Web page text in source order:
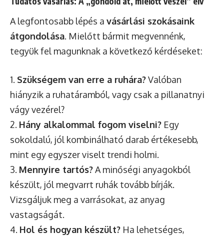
A legfontosabb lépés a vásárlási szokásaink
átgondolása. Mielőtt bármit megvennénk,
tegyük fel magunknak a következő kérdéseket:
1. Szükségem van erre a ruhára?Valóban
hiányzik a ruhatáramból, vagy csak a pillanatnyi
vágy vezérel?
2. Hány alkalommal fogom viselni? Egy
sokoldalú, jól kombinálható darab értékesebb,
mint egy egyszer viselt trendi holmi.
3. Mennyire tartós?A minőségi anyagokból
készült, jól megvarrt ruhák tovább bírják.
Vizsgáljuk meg a varrásokat, az anyag
vastagságát.
4. Hol és hogyan készült? Ha lehetséges,